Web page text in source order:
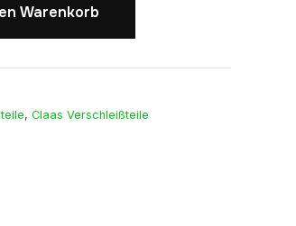
Warenkorb
, Claas Verschleißteile